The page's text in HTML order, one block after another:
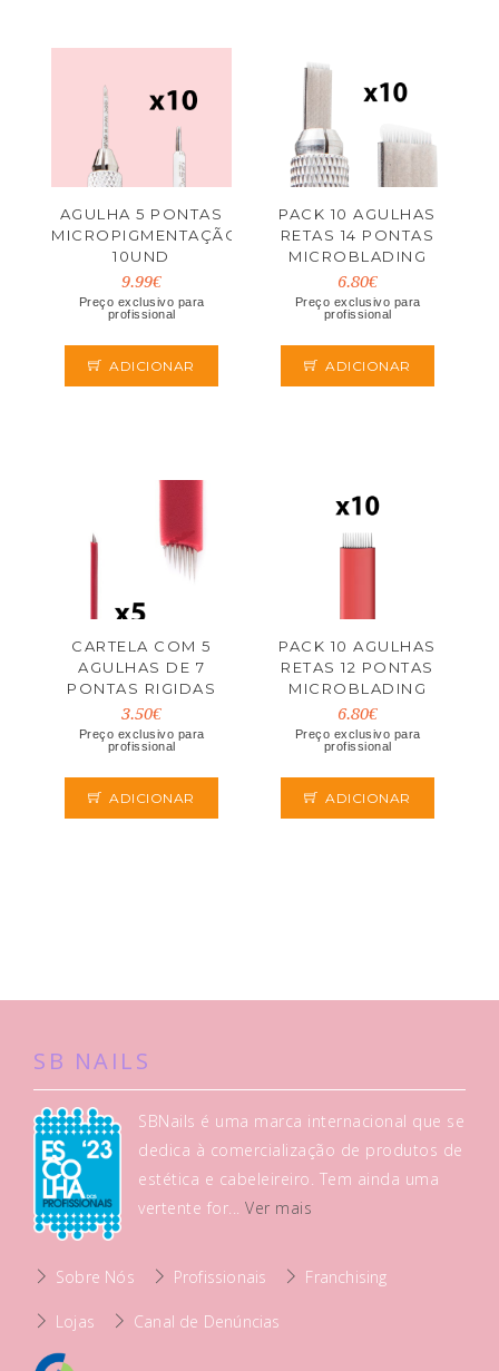
AGULHA 5 PONTAS
MICROPIGMENTAÇÃO
10UND
9.99€
Preço exclusivo para
profissional
ADICIONAR
PACK 10 AGULHAS
RETAS 14 PONTAS
MICROBLADING
6.80€
Preço exclusivo para
profissional
ADICIONAR
CARTELA COM 5
AGULHAS DE 7
PONTAS RIGIDAS
3.50€
Preço exclusivo para
profissional
ADICIONAR
PACK 10 AGULHAS
RETAS 12 PONTAS
MICROBLADING
6.80€
Preço exclusivo para
profissional
ADICIONAR
SB NAILS
SBNails é uma marca internacional que se
dedica à comercialização de produtos de
estética e cabeleireiro. Tem ainda uma
vertente for...Ver mais
Sobre Nós Profissionais Franchising
Lojas Canal de Denúncias